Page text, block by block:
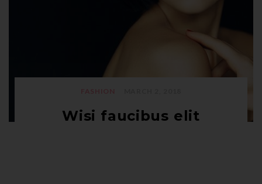
Wisi faucibus elit